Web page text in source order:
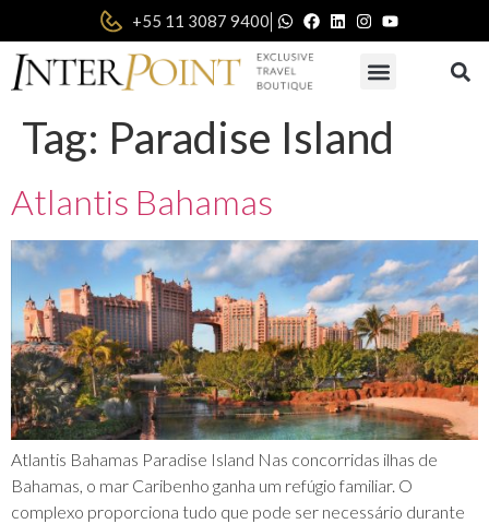
+55 11 3087 9400|
Tag: Paradise Island
Atlantis Bahamas
Atlantis Bahamas Paradise Island Nas concorridas ilhas de
Bahamas, o mar Caribenho ganha um refúgio familiar. O
complexo proporciona tudo que pode ser necessário durante